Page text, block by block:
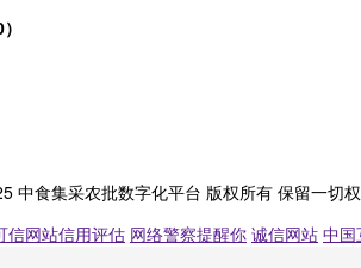
中食集采农批数字化平台 版权所有 保留一切
信网站信用评估 网络警察提醒你 诚信网站 中国